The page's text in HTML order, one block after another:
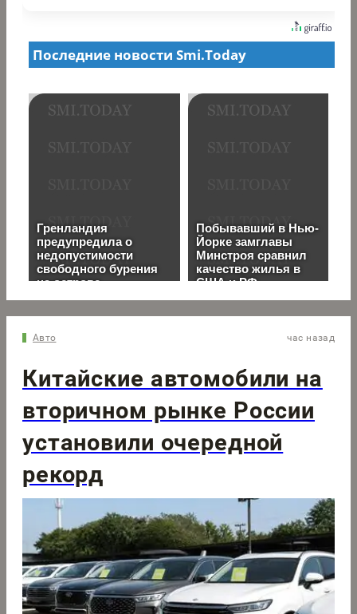
Авто час назад
Китайские автомобили на
вторичном рынке России
установили очередной
рекорд